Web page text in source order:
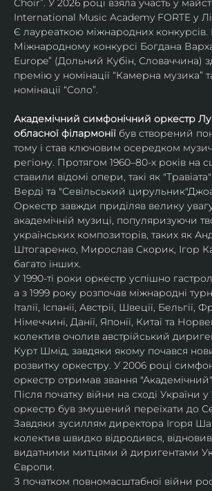
Choir”. У 2026 році взяла участь у
International Music Academy FORTE у
Є лауреаткою міжнародних
Міжнародному конкурсі Богдана
Europe” (Дольний Кубін, Словаччина)
премію у номінації “Камерна музика”
номінації “Соло”.
Академічний симфонічний оркестр
обласної філармонії був створений
тому і став ключовим осередком
регіону. Протягом 1960–80-х років на
ставили відомі опери, такі як
Верді та "Севільський
Оркестр завжди приділяв велику увагу
академічній музиці, популяризуючи
українських композиторів, таких як
Штогаренко, Мирослав Скорик, Ігор
багато інших.
У 1990-ті роки оркестр успішно
а з 1999 року розпочав міжнародні
Італії, Іспанії, Австрії, Швеції, Бельгії,
Німеччині, Данії, Японії, Китаї та
колектив очолив австрійський
Курт Шмід, завдяки якому почався
розвитку оркестру. У 2006 році
оркестр отримав звання
Після початку війни на сході України у
оркестр був змушений переїхати до
Завдяки зусиллям директора Ігоря
колектив швидко відродився,
видатними митцями й диригентами
Європи.
З початком повномасштабної війни